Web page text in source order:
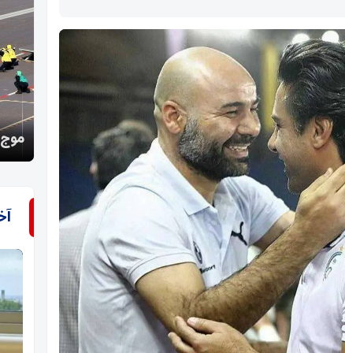
موج حملات آمریکایی‌ها در جنوب فروکش کرد